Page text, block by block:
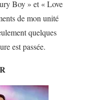
Boy » et « Love
de mon unité
quelques
est passée.